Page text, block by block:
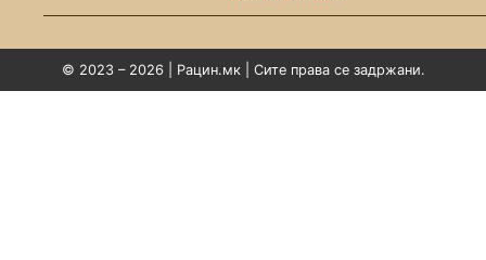
© 2023 – 2026 | Рацин.мк | Сите права се задржани.